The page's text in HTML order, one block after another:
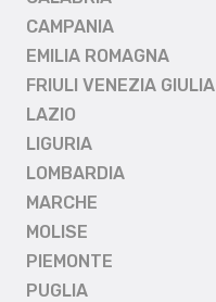
CAMPANIA
EMILIA ROMAGNA
FRIULI VENEZIA GIULIA
LAZIO
LIGURIA
LOMBARDIA
MARCHE
MOLISE
PIEMONTE
PUGLIA